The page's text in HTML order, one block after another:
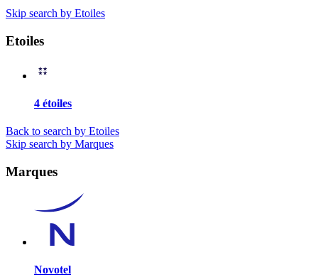
Skip search by Etoiles
Etoiles
4 étoiles
Back to search by Etoiles
Skip search by Marques
Marques
Novotel